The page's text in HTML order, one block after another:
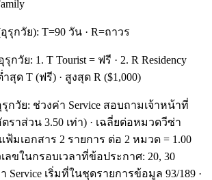
กวัย): T=90 วัน · R=ถาวร
วัย: 1. T Tourist = ฟรี · 2. R Residency
ำสุด T (ฟรี) · สูงสุด R ($1,000)
กวัย: ช่วงค่า Service สอบถามเจ้าหน้าที่
ตราส่วน 3.50 เท่า) · เฉลี่ยต่อหมวดวีซ่า
ฟ้มเอกสาร 2 รายการ ต่อ 2 หมวด = 1.00
ลขในกรอบเวลาที่ข้อประกาศ: 20, 30
Service เริ่มที่ในชุดรายการข้อมูล 93/189 ·